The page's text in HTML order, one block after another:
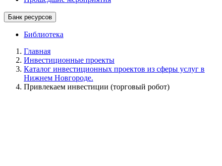
Банк ресурсов
Библиотека
Главная
Инвестиционные проекты
Каталог инвестиционных проектов из сферы услуг в
Нижнем Новгороде.
Привлекаем инвестиции (торговый робот)